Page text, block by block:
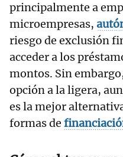
principalmente a
microempresas,
riesgo de exclusión
acceder a los
montos. Sin
opción a la ligera,
es la mejor
formas de